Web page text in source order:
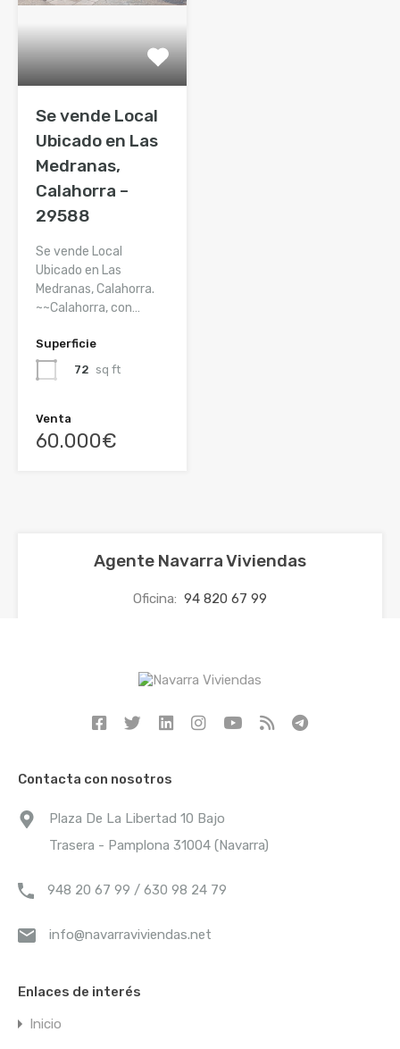
Se vende Local
Ubicado en Las
Medranas,
Calahorra –
29588
Se vende Local
Ubicado en Las
Medranas, Calahorra.
~~Calahorra, con…
Superficie
72 sq ft
Venta
60.000€
Agente Navarra Viviendas
Oficina: 94 820 67 99
Correo electrónico: info@navarraviviendas.net
Correo electrónico
Contacta con nosotros
Plaza De La Libertad 10 Bajo
Trasera - Pamplona 31004 (Navarra)
948 20 67 99 / 630 98 24 79
info@navarraviviendas.net
Enlaces de interés
Inicio